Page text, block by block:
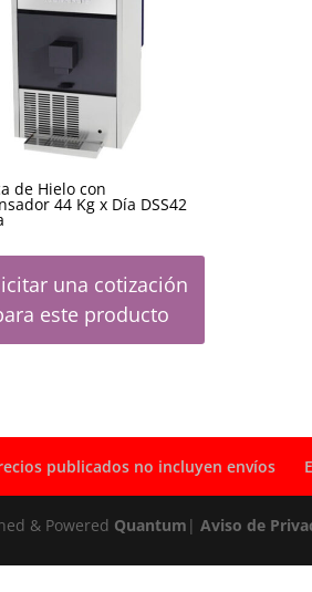
de Hielo con
44 Kg x Día DSS42
una cotización
este producto
publicados no incluyen envíos
& Powered Quantum |Aviso de